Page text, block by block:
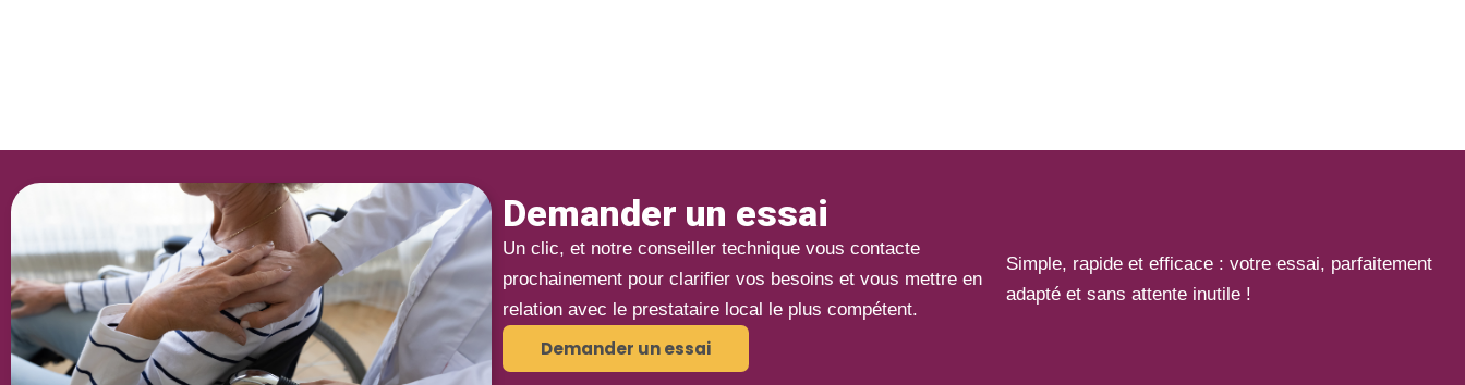
Demander un essai
Un clic, et notre conseiller technique vous contacte
prochainement pour clarifier vos besoins et vous mettre en
relation avec le prestataire local le plus compétent.
Simple, rapide et efficace : votre essai, parfaitement
adapté et sans attente inutile !
Demander un essai